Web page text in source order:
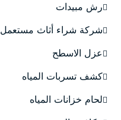
رش مبيدات
شركة شراء أثاث مستعمل
عزل الاسطح
كشف تسربات المياه
لحام خزانات المياه